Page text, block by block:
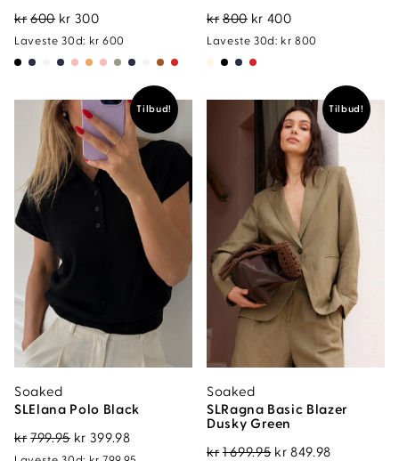
kr600 Opprinnelig
pris
var:
kr 300Nåværende
pris
er:
Laveste 30d: kr 600
kr800 Opprinnelig
pris
var:
kr 400Nåværende
pris
Laveste 30d: kr 800
Tilbud!
Soaked
SLElana Polo Black
kr799.95 Opprinnelig
kr 399.98Nåværende
Tilbud!
Soaked
SLRagna Basic Blazer
Dusky Green
kr1 699.95 Opprinnelig
kr 849.98